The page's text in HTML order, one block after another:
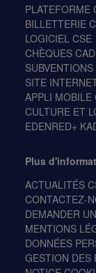
PLATEFORME
BILLETTERIE
LOGICIEL CSE
CHÈQUES
SITE
APPLI MOBILE
CULTURE ET
EDENRED+
Plus
ACTUALITÉS
CONTACTEZ-
DEMANDER
MENTIONS
DONNÉES
GESTION DES